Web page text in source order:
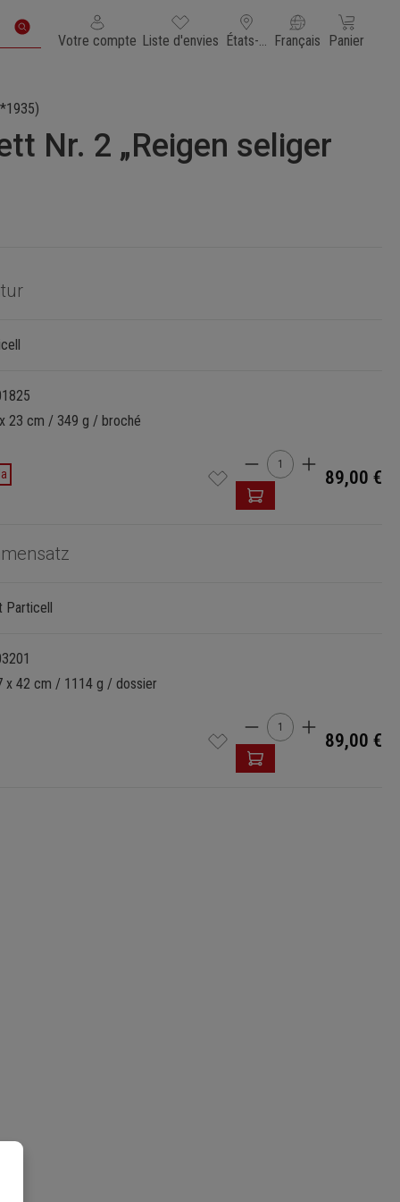
Votre compte Vous avez 0 articles dans votre liste de souhaits
Liste d'envies États-Unis d'Amérique
Français Le panier
Panier
Nr. 2 „Reigen seliger
23 cm / 349 g / broché
Quantité de
89,00 €
Particell
x 42 cm / 1114 g / dossier
Quantité de
89,00 €